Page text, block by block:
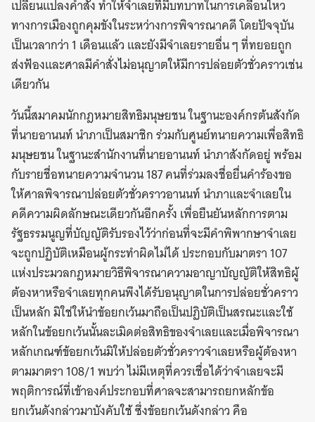
เปลี่ยนแปลงคำสั่ง ทำให้จำเลยที่มีบทบาทในการเคลื่อนไหว
ทางการเมืองถูกคุมขังในระหว่างการพิจารณาคดี โดยปัจจุบัน
เป็นเวลากว่า 1 เดือนแล้ว และยังมีจำเลยรายอื่น ๆ ที่ทยอยถูก
ส่งฟ้องและศาลมีคำสั่งไม่อนุญาตให้มีการปล่อยตัวชั่วคราวเช่น
เดียวกัน
วันนี้สมาคมนักกฎหมายสิทธิมนุษยชน ในฐานะองค์กรต้นสังกัด
ที่นายอานนท์ นำภาเป็นสมาชิก ร่วมกับศูนย์ทนายความเพื่อสิทธิ
มนุษยชน ในฐานะสำนักงานที่นายอานนท์ นำภาสังกัดอยู่ พร้อม
กับรายชื่อทนายความจำนวน 187 คนที่ร่วมลงชื่อยื่นคำร้องขอ
ให้ศาลพิจารณาปล่อยตัวชั่วคราวอานนท์ นำภาและจำเลยใน
คดีความผิดลักษณะเดียวกันอีกครั้ง เพื่อยืนยันหลักการตาม
รัฐธรรมนูญที่บัญญัติรับรองไว้ว่าก่อนที่จะมีคำพิพากษาจำเลย
จะถูกปฏิบัติเหมือนผู้กระทำผิดไม่ได้ ประกอบกับมาตรา 107
แห่งประมวลกฎหมายวิธีพิจารณาความอาญาบัญญัติให้สิทธิผู้
ต้องหาหรือจำเลยทุกคนพึงได้รับอนุญาตในการปล่อยชั่วคราว
เป็นหลัก มิใช่ให้นำข้อยกเว้นมาถือเป็นปฏิบัติเป็นสรณะและใช้
หลักในข้อยกเว้นนั้นละเมิดต่อสิทธิของจำเลยและเมื่อพิจารณา
หลักเกณฑ์ข้อยกเว้นมิให้ปล่อยตัวชั่วคราวจำเลยหรือผู้ต้องหา
ตามมาตรา 108/1 พบว่า ไม่มีเหตุที่ควรเชื่อได้ว่าจำเลยจะมี
พฤติการณ์ที่เข้าองค์ประกอบที่ศาลจะสามารถยกหลักข้อ
ยกเว้นดังกล่าวมาบังคับใช้ ซึ่งข้อยกเว้นดังกล่าว คือ